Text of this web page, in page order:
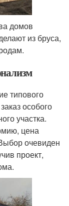
домов
из бруса,
типового
особого
участка.
цена
очевиден
проект,